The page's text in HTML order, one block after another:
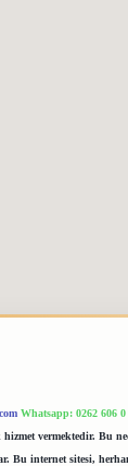
Whatsapp: 0262 606 0
vermektedir. Bu
internet sitesi,